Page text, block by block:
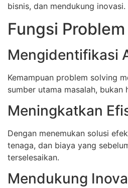
bisnis, dan mendukung inovasi.
Fungsi
Mengidentifikasi
Kemampuan problem solving
sumber utama masalah,
Meningkatkan
Dengan menemukan solusi
tenaga, dan biaya yang
terselesaikan.
Mendukung